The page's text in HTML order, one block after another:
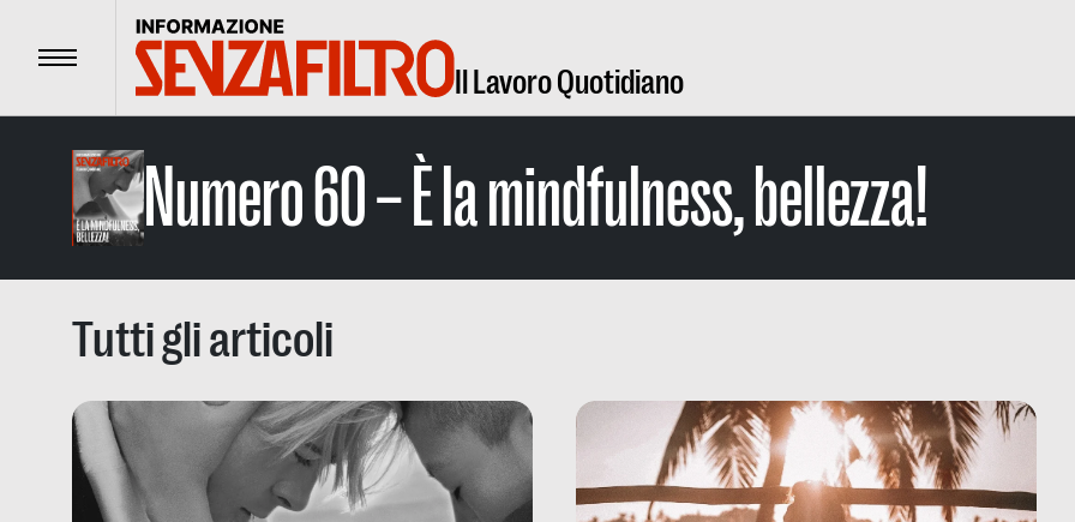
Menu Il Lavoro Quotidiano
Numero 60 – È la mindfulness, bellezza!
Tutti gli articoli